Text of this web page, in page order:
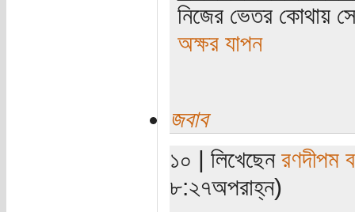
নিজের ভেতর কোথায়
অক্ষর যাপন
জবাব
১০ | লিখেছেন রণদীপম
৮:২৭অপরাহ্ন)